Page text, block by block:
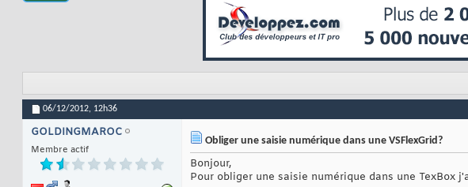
06/12/2012, 12h36
GOLDINGMAROC
Membre actif
Obliger une saisie numérique dans une VSFlexGrid?
Bonjour,
Pour obliger une saisie numérique dans une